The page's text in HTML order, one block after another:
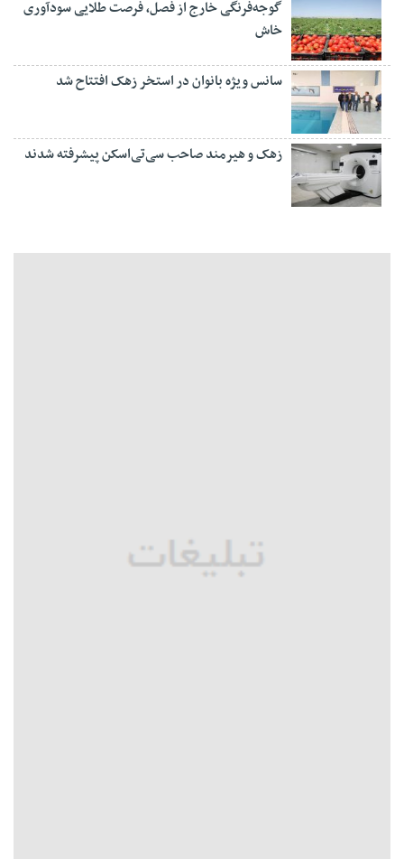
گوجه‌فرنگی خارج از فصل، فرصت طلایی سودآوری
خاش
سانس ویژه بانوان در استخر زهک افتتاح شد
زهک و هیرمند صاحب سی‌تی‌اسکن پیشرفته شدند